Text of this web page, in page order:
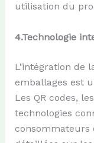
utilisation du
4.Technologie i
L’intégration de
emballages est
Les QR codes,
technologies
consommateurs